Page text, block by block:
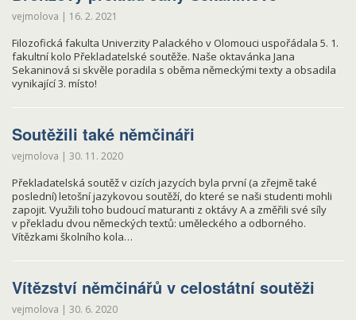
vejmolova | 16. 2. 2021
Filozofická fakulta Univerzity Palackého v Olomouci uspořádala 5. 1.
fakultní kolo Překladatelské soutěže. Naše oktavánka Jana
Sekaninová si skvěle poradila s oběma německými texty a obsadila
vynikající 3. místo!
Soutěžili také němčináři
vejmolova | 30. 11. 2020
Překladatelská soutěž v cizích jazycích byla první (a zřejmě také
poslední) letošní jazykovou soutěží, do které se naši studenti mohli
zapojit. Využili toho budoucí maturanti z oktávy A a změřili své síly
v překladu dvou německých textů: uměleckého a odborného.
Vítězkami školního kola…
Vítězství němčinářů v celostátní soutěži
vejmolova | 30. 6. 2020